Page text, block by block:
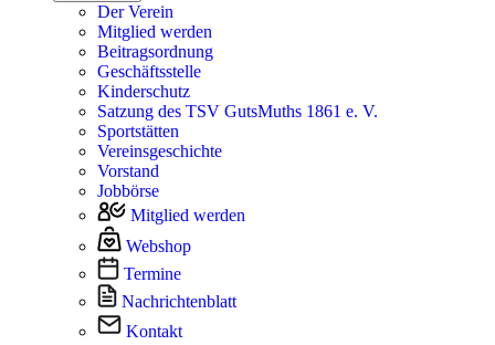
Der Verein
Mitglied werden
Beitragsordnung
Geschäftsstelle
Kinderschutz
Satzung des TSV GutsMuths 1861 e. V.
Sportstätten
Vereinsgeschichte
Vorstand
Jobbörse
Mitglied werden
Webshop
Termine
Nachrichtenblatt
Kontakt